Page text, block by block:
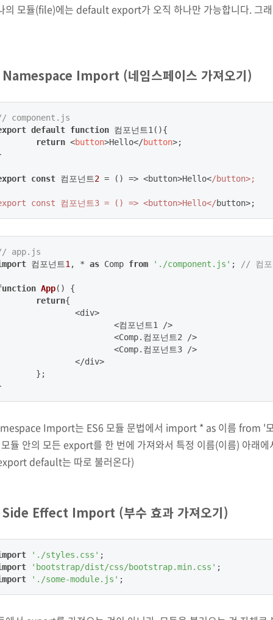
의 모듈(file)에는 default export가 오직 하나만 가능합니다. 그
Import (네임스페이스 가져오기)
component.js
default function 컴포넌트1( ){
return <button>Hello</button>;
const 컴포넌트2 = () => <button>Hello</button>;
const 컴포넌트3 = () => <button>Hello</button>;
app.js
컴포넌트1 , * as Comp from './component.js' ; // 컴포
App( ) {
return{
Import는 ES6 모듈 문법에서 import * as 이름 from '
듈 안의 모든 export를 한 번에 가져와서 특정 이름(이름) 아래
default는 따로 불러온다)
Effect Import (부수 효과 가져오기)
'./styles.css'
'bootstrap/dist/css/bootstrap.min.css'
'./some-module.js' ;